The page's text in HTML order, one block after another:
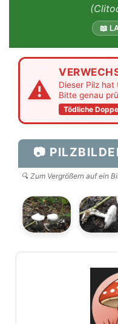
📖
⚠
Dieser Pilz hat
Bitte genau
Tödliche
📷
🔍 Zum Vergrößern auf ein